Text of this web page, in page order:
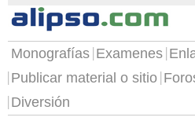
Monografías Examenes
Publicar material o sitio
Diversión